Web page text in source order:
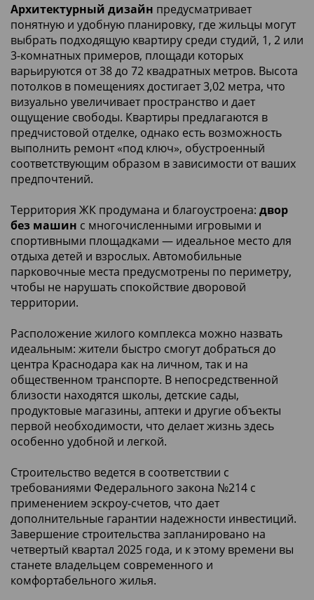
Архитектурный дизайн предусматривает
понятную и удобную планировку, где жильцы могут
выбрать подходящую квартиру среди студий, 1, 2 или
3-комнатных примеров, площади которых
варьируются от 38 до 72 квадратных метров. Высота
потолков в помещениях достигает 3,02 метра, что
визуально увеличивает пространство и дает
ощущение свободы. Квартиры предлагаются в
предчистовой отделке, однако есть возможность
выполнить ремонт «под ключ», обустроенный
соответствующим образом в зависимости от ваших
предпочтений.
Территория ЖК продумана и благоустроена: двор
без машин с многочисленными игровыми и
спортивными площадками — идеальное место для
отдыха детей и взрослых. Автомобильные
парковочные места предусмотрены по периметру,
чтобы не нарушать спокойствие дворовой
территории.
Расположение жилого комплекса можно назвать
идеальным: жители быстро смогут добраться до
центра Краснодара как на личном, так и на
общественном транспорте. В непосредственной
близости находятся школы, детские сады,
продуктовые магазины, аптеки и другие объекты
первой необходимости, что делает жизнь здесь
особенно удобной и легкой.
Строительство ведется в соответствии с
требованиями Федерального закона №214 с
применением эскроу-счетов, что дает
дополнительные гарантии надежности инвестиций.
Завершение строительства запланировано на
четвертый квартал 2025 года, и к этому времени вы
станете владельцем современного и
комфортабельного жилья.